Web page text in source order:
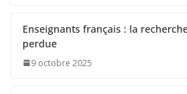
Enseignants français : la
perdue
9 octobre 2025